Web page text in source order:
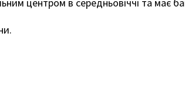
центром в середньовіччі та має